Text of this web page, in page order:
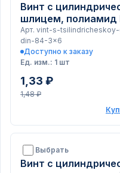
Винт с
шлицем, полиамид
Арт. vint-s-
din-84-3x6
Доступно к заказу
Ед. изм.: 1 шт
1,33 ₽
1,48 ₽
Выбрать
Винт с